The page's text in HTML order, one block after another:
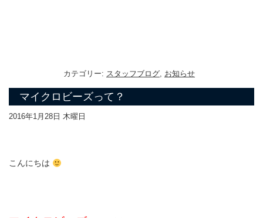
カテゴリー: スタッフブログ, お知らせ
マイクロビーズって？
2016年1月28日 木曜日
こんにちは